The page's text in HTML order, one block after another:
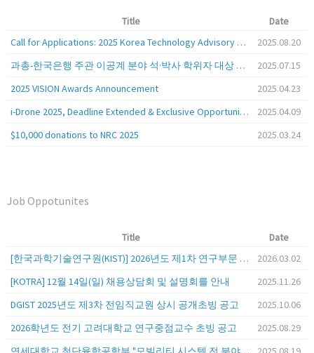
Title
Date
Call for Applications: 2025 Korea Technology Advisory Group (K-TAG)
2025.08.20
과총-한국은행 주관 이공계 분야 석·박사 학위자 대상 서베이
2025.07.15
2025 VISION Awards Announcement
2025.04.23
i-Drone 2025, Deadline Extended & Exclusive Opportunity to Travel to Korea!
2025.04.09
$10,000 donations to NRC 2025
2025.03.24
Job Oppotunites
Title
Date
[한국과학기술연구원(KIST)] 2026년도 제1차 연구부문 공개채용 안내
2026.03.02
[KOTRA] 12월 14일(일) 채용상담회 및 설명회를 안내
2025.11.26
DGIST 2025년도 제3차 전임직교원 상시 공개초빙 공고
2025.10.06
2026학년도 전기 고려대학교 연구중점교수 초빙 공고
2025.08.29